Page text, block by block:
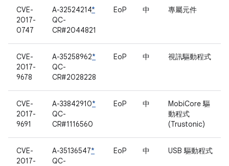
CVE-
2017-
0747
A-32524214*
QC-
CR#2044821
EoP 中 專屬元件
CVE-
2017-
9678
A-35258962*
QC-
CR#2028228
EoP 中 視訊驅動程式
CVE-
2017-
9691
A-33842910*
QC-
CR#1116560
EoP 中
MobiCore 驅
動程式
(Trustonic)
CVE-
2017-
A-35136547*
QC-
EoP 中 USB 驅動程式